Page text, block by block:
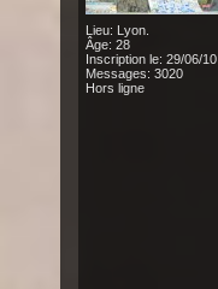
Lieu: Lyon.
Âge: 28
Inscription le: 29/06/10
Messages: 3020
Hors ligne